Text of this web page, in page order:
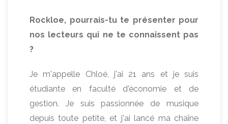
Rockloe, pourrais-tu te présenter pour
nos lecteurs qui ne te connaissent pas
?
Je m'appelle Chloé, j'ai 21 ans et je suis
étudiante en faculté d'économie et de
gestion. Je suis passionnée de musique
depuis toute petite, et j'ai lancé ma chaîne